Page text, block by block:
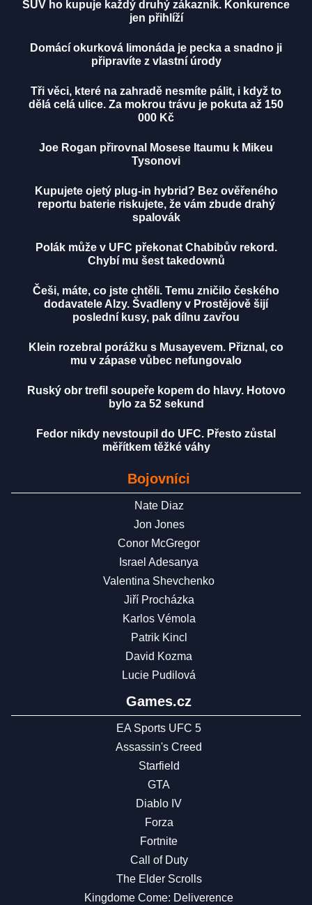
SUV ho kupuje každý druhý zákazník. Konkurence
jen přihlíží
Domácí okurková limonáda je pecka a snadno ji
připravíte z vlastní úrody
Tři věci, které na zahradě nesmíte pálit, i když to
dělá celá ulice. Za mokrou trávu je pokuta až 150
000 Kč
Joe Rogan přirovnal Mosese Itaumu k Mikeu
Tysonovi
Kupujete ojetý plug-in hybrid? Bez ověřeného
reportu baterie riskujete, že vám zbude drahý
spalovák
Polák může v UFC překonat Chabibův rekord.
Chybí mu šest takedownů
Češi, máte, co jste chtěli. Temu zničilo českého
dodavatele Alzy. Švadleny v Prostějově šijí
poslední kusy, pak dílnu zavřou
Klein rozebral porážku s Musayevem. Přiznal, co
mu v zápase vůbec nefungovalo
Ruský obr trefil soupeře kopem do hlavy. Hotovo
bylo za 52 sekund
Fedor nikdy nevstoupil do UFC. Přesto zůstal
měřítkem těžké váhy
Bojovníci
Nate Diaz
Jon Jones
Conor McGregor
Israel Adesanya
Valentina Shevchenko
Jiří Procházka
Karlos Vémola
Patrik Kincl
David Kozma
Lucie Pudilová
Games.cz
EA Sports UFC 5
Assassin's Creed
Starfield
GTA
Diablo IV
Forza
Fortnite
Call of Duty
The Elder Scrolls
Kingdome Come: Deliverence